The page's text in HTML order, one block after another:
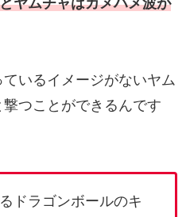
ヤムチャはカメハメ波が
いるイメージがないヤム
つことができるんです
ドラゴンボールのキ